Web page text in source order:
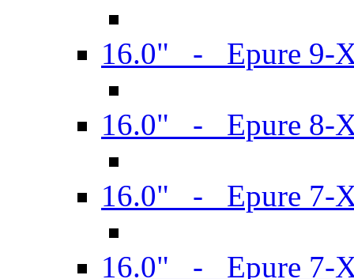
16.0" - Epure 9-
16.0" - Epure 8-
16.0" - Epure 7-
16.0" - Epure 7-